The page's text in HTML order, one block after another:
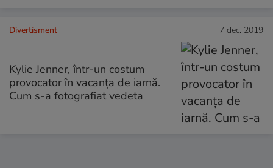
Divertisment 7 dec. 2019
Kylie Jenner, într-un costum
provocator în vacanța de iarnă.
Cum s-a fotografiat vedeta